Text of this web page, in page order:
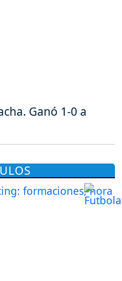
Ganó 1-0 a